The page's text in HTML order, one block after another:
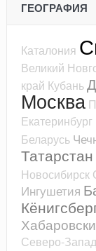
ГЕОГРАФИЯ
Каталония
Великий
край Кубань
Москва
Екатеринбург
Беларусь
Татарстан
Новосибирск
Ингушетия
Северо-Запад